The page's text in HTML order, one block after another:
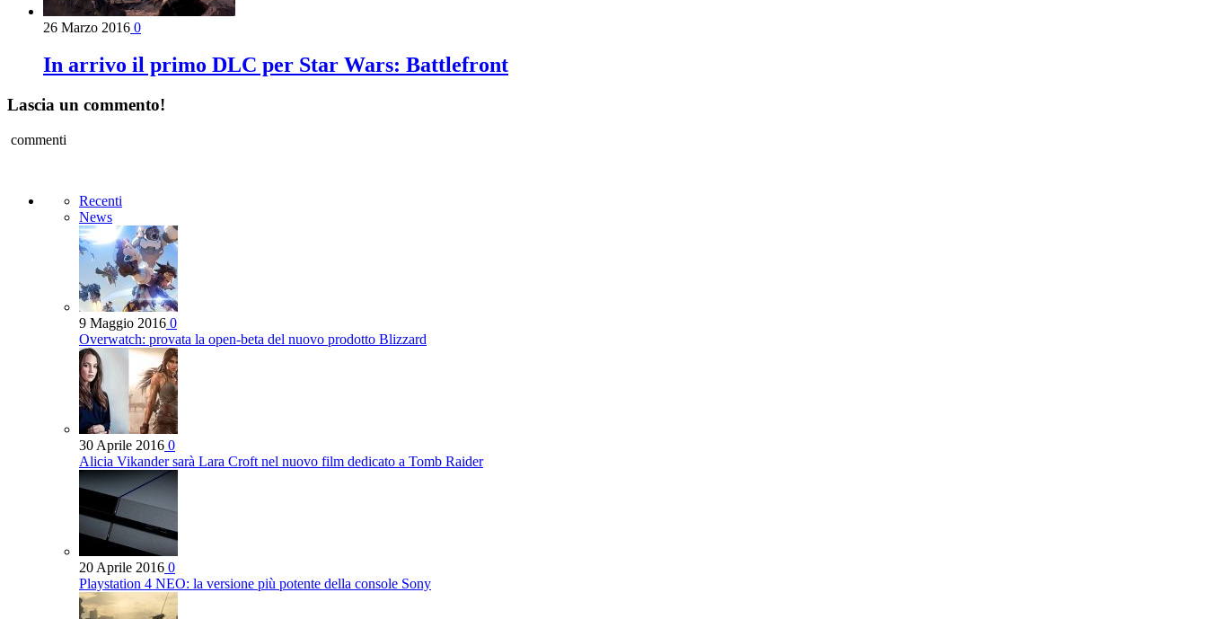
26 Marzo 2016 0
In arrivo il primo DLC per Star Wars: Battlefront
Lascia un commento!
commenti
Recenti
News
9 Maggio 2016 0
Overwatch: provata la open-beta del nuovo prodotto Blizzard
30 Aprile 2016 0
Alicia Vikander sarà Lara Croft nel nuovo film dedicato a Tomb Raider
20 Aprile 2016 0
Playstation 4 NEO: la versione più potente della console Sony